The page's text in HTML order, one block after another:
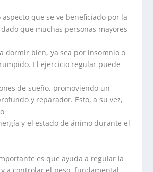
aspecto que se ve beneficiado por la
que muchas personas mayores
dormir bien, ya sea por insomnio o
El ejercicio regular puede
de sueño, promoviendo un
y reparador. Esto, a su vez,
y el estado de ánimo durante el
es que ayuda a regular la